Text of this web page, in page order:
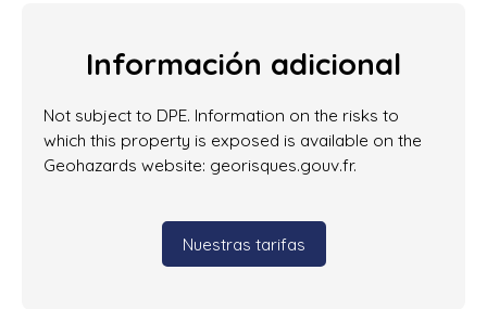
Información adicional
Not subject to DPE. Information on the risks to
which this property is exposed is available on the
Geohazards website: georisques.gouv.fr.
Nuestras tarifas